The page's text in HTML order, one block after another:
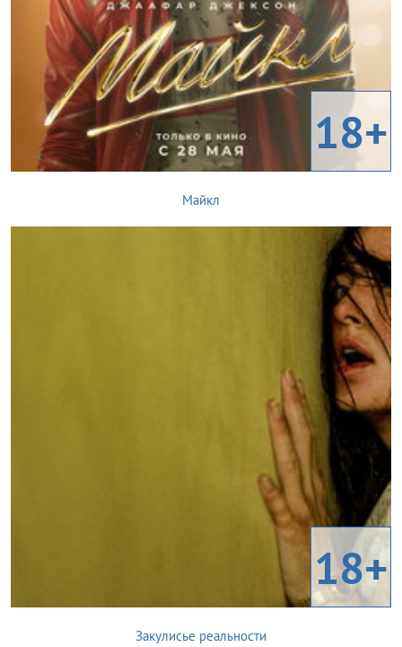
18+
Майкл
18+
Закулисье реальности